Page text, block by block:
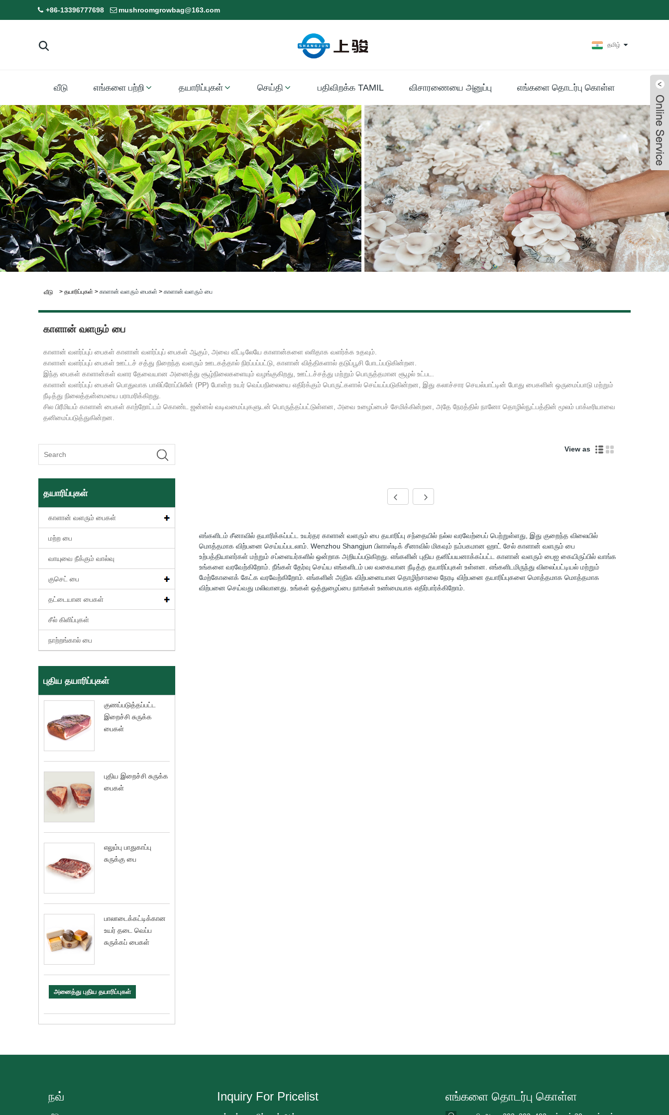
+86-13396777698 mushroomgrowbag@163.com
தமிழ்
வீடு எங்களை பற்றி தயாரிப்புகள் செய்தி பதிவிறக்க TAMIL விசாரணையை அனுப்பு எங்களை தொடர்பு கொள்ள
வீடு > தயாரிப்புகள் > காளான் வளரும் பைகள் > காளான் வளரும் பை
காளான் வளரும் பை
காளான் வளர்ப்புப் பைகள் காளான் வளர்ப்புப் பைகள் ஆகும், அவை வீட்டிலேயே காளான்களை எளிதாக வளர்க்க உதவும்.
காளான் வளர்ப்புப் பைகள் ஊட்டச் சத்து நிறைந்த வளரும் ஊடகத்தால் நிரப்பப்பட்டு, காளான் வித்திகளால் தடுப்பூசி போடப்படுகின்றன.
இந்த பைகள் காளான்கள் வளர தேவையான அனைத்து சூழ்நிலைகளையும் வழங்குகிறது, ஊட்டச்சத்து மற்றும் பொருத்தமான சூழல் உட்பட.
காளான் வளர்ப்புப் பைகள் பொதுவாக பாலிப்ரோப்பிலீன் (PP) போன்ற உயர் வெப்பநிலையை எதிர்க்கும் பொருட்களால் செய்யப்படுகின்றன, இது கலாச்சார செயல்பாட்டின் போது பைகளின் ஒருமைப்பாடு மற்றும்
நீடித்து நிலைத்தன்மையை பராமரிக்கிறது.
சில பிரீமியம் காளான் பைகள் காற்றோட்டம் கொண்ட ஜன்னல் வடிவமைப்புகளுடன் பொருத்தப்பட்டுள்ளன, அவை உழைப்பைச் சேமிக்கின்றன, அதே நேரத்தில் நானோ தொழில்நுட்பத்தின் மூலம் பாக்டீரியாவை
தனிமைப்படுத்துகின்றன.
தயாரிப்புகள்
காளான் வளரும் பைகள்
மற்ற பை
வாயுவை நீக்கும் வால்வு
குசெட் பை
தட்டையான பைகள்
சீல் கிளிப்புகள்
நாற்றங்கால் பை
புதிய தயாரிப்புகள்
குணப்படுத்தப்பட்ட
இறைச்சி சுருக்க
பைகள்
புதிய இறைச்சி சுருக்க
பைகள்
எலும்பு பாதுகாப்பு
சுருக்கு பை
பாலாடைக்கட்டிக்கான
உயர் தடை வெப்ப
சுருக்கப் பைகள்
அனைத்து புதிய தயாரிப்புகள்
View as
எங்களிடம் சீனாவில் தயாரிக்கப்பட்ட உயர்தர காளான் வளரும் பை தயாரிப்பு சந்தையில் நல்ல வரவேற்பைப் பெற்றுள்ளது, இது குறைந்த விலையில்
மொத்தமாக விற்பனை செய்யப்படலாம். Wenzhou Shangjun பிளாஸ்டிக் சீனாவில் மிகவும் நம்பகமான ஹாட் சேல் காளான் வளரும் பை
உற்பத்தியாளர்கள் மற்றும் சப்ளையர்களில் ஒன்றாக அறியப்படுகிறது. எங்களின் புதிய தனிப்பயனாக்கப்பட்ட காளான் வளரும் பைஐ கையிருப்பில் வாங்க
உங்களை வரவேற்கிறோம். நீங்கள் தேர்வு செய்ய எங்களிடம் பல வகையான நீடித்த தயாரிப்புகள் உள்ளன. எங்களிடமிருந்து விலைப்பட்டியல் மற்றும்
மேற்கோளைக் கேட்க வரவேற்கிறோம். எங்களின் அதிக விற்பனையான தொழிற்சாலை நேரடி விற்பனை தயாரிப்புகளை மொத்தமாக மொத்தமாக
விற்பனை செய்வது மலிவானது. உங்கள் ஒத்துழைப்பை நாங்கள் உண்மையாக எதிர்பார்க்கிறோம்.
நவ் Inquiry For Pricelist எங்களை தொடர்பு கொள்ள